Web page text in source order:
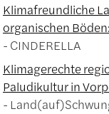
Klimafreundliche
organischen
CINDERELLA
Klimagerechte
Paludikultur in